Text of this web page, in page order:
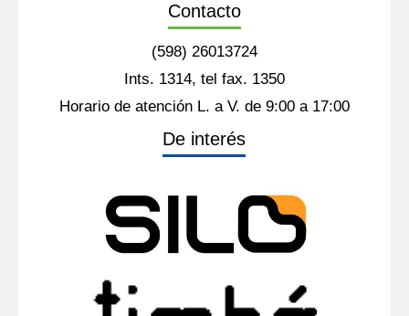
Contacto
(598) 26013724
Ints. 1314, tel fax. 1350
Horario de atención L. a V. de 9:00 a 17:00
De interés